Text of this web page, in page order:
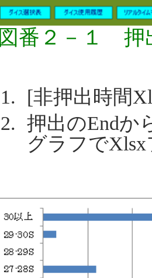
図番２－１ 押
[非押出時間
押出のEndか
グラフで